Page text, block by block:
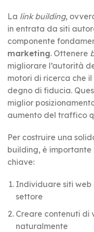
La link building,
in entrata da siti
componente
marketing. Ottenere
migliorare l’autorità
motori di ricerca che
degno di fiducia.
miglior
aumento del traffico
Per costruire una
building, è importante
chiave:
Individuare siti
settore
Creare contenuti di
naturalmente